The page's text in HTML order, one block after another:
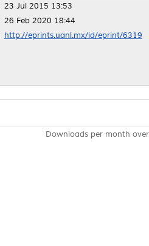
23 Jul 2015 13:53
26 Feb 2020 18:44
http://eprints.uanl.mx/id/eprint/6319
Downloads per month